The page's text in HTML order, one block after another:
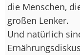
die Menschen,
großen Lenker.
Und natürlich